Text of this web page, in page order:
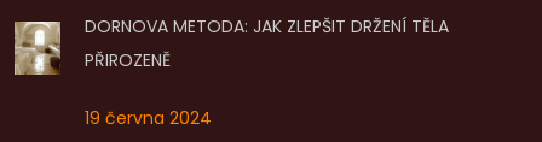
DORNOVA METODA: JAK ZLEPŠIT DRŽENÍ TĚLA
PŘIROZENĚ
19 června 2024